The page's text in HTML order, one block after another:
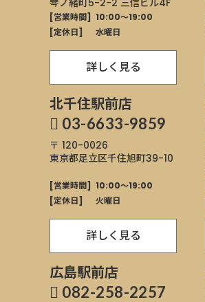
琴ノ緒町5-2-2 三信ビル4F
[営業時間] 10:00～19:00
[定休日]
水曜日
詳しく見る
北千住駅前店
03-6633-9859
〒 120-0026
東京都足立区千住旭町39-10
[営業時間] 10:00～19:00
[定休日]
火曜日
詳しく見る
広島駅前店
082-258-2257